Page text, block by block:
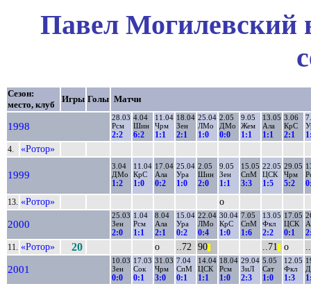
Павел Могилевский
Сезон:
место, клуб
Игры Голы Матчи
1998
28.03
Рсм
2:2
4.04
Шин
6:2
11.04
Чрм
1:1
18.04
Зен
2:1
25.04
ЛМо
1:0
2.05
ДМо
0:0
9.05
Жем
1:1
13.05
Ала
1:1
3.06
КрС
2:1
4. «Ротор»
1999
3.04
ДМо
1:2
11.04
КрС
1:0
17.04
Ала
0:2
25.04
Ура
1:0
2.05
Шин
2:0
9.05
Зен
1:1
15.05
СпМ
3:3
22.05
ЦСК
1:5
29.05
Чрм
5:2
13. «Ротор» о
2000
25.03
Зен
2:0
1.04
Рсм
1:1
8.04
Ала
2:1
15.04
Ура
0:2
22.04
ЛМо
0:4
30.04
КрС
1:0
7.05
СпМ
1:6
13.05
Фкл
2:2
17.05
ЦСК
0:1
11. «Ротор» 20 о ..72 90 ..71 о
2001
10.03
Зен
0:0
17.03
Сок
0:1
31.03
Чрм
3:0
7.04
СпМ
0:1
14.04
ЦСК
1:1
18.04
Рсм
1:0
29.04
ЗиЛ
2:3
5.05
Сат
1:0
12.05
Фкл
1:3